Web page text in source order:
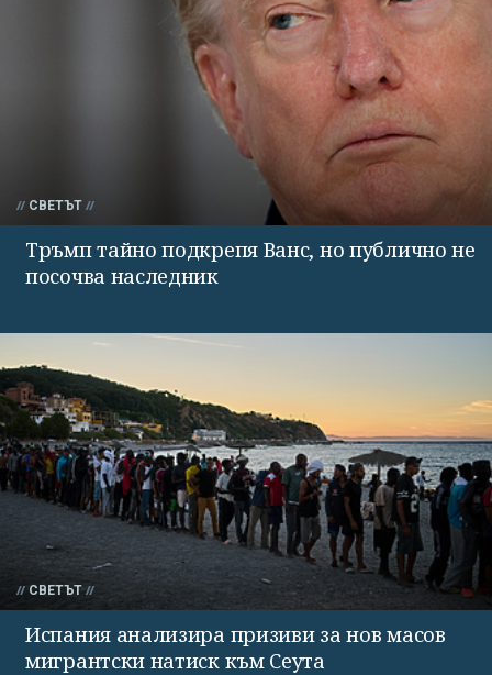
СВЕТЪТ
Тръмп тайно подкрепя Ванс, но публично не
посочва наследник
СВЕТЪТ
Испания анализира призиви за нов масов
мигрантски натиск към Сеута